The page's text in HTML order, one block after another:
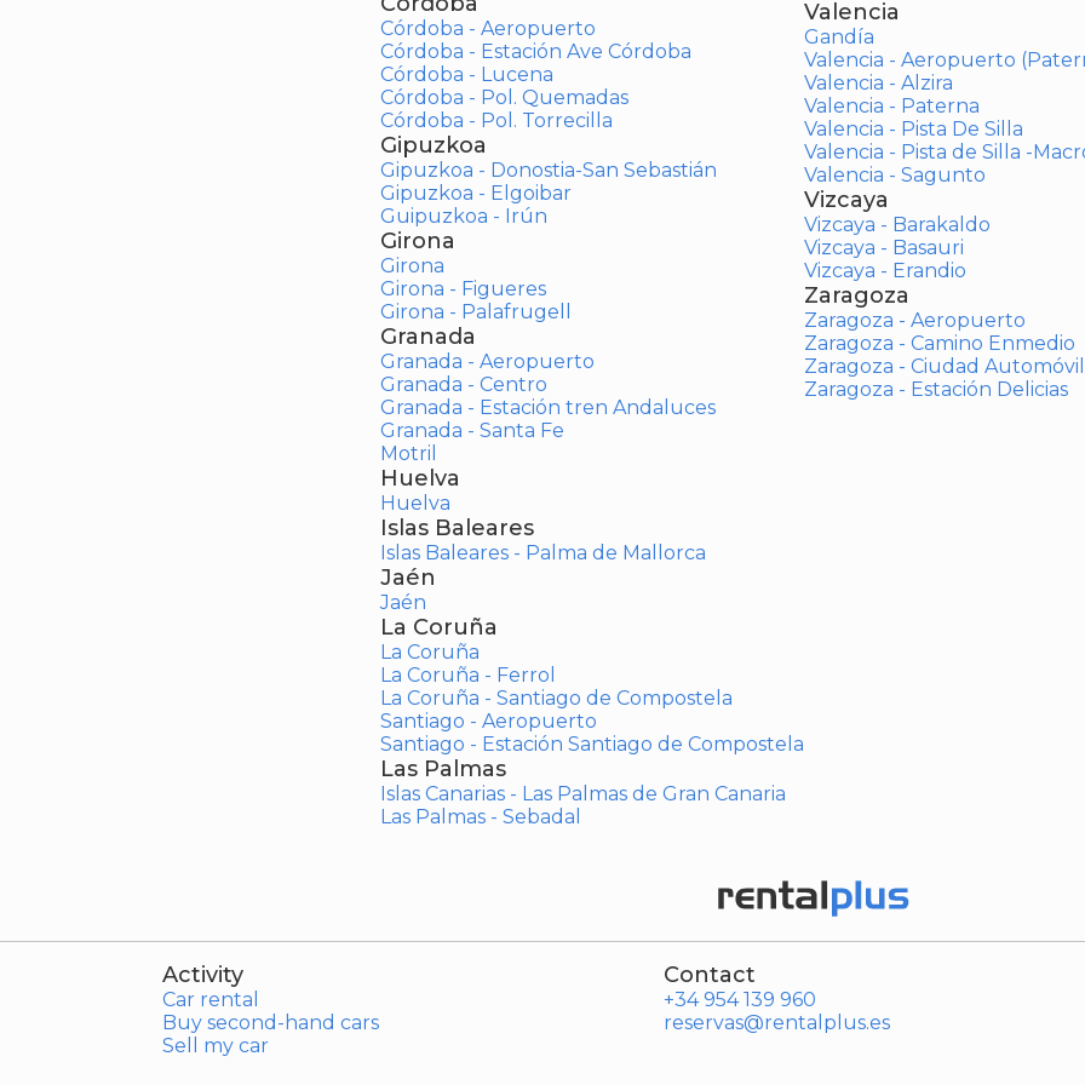
Córdoba - Aeropuerto
Córdoba - Estación Ave Córdoba
Córdoba - Lucena
Córdoba - Pol. Quemadas
Córdoba - Pol. Torrecilla
Gipuzkoa
Gipuzkoa - Donostia-San Sebastián
Gipuzkoa - Elgoibar
Guipuzkoa - Irún
Girona
Girona
Girona - Figueres
Girona - Palafrugell
Granada
Granada - Aeropuerto
Granada - Centro
Granada - Estación tren Andaluces
Granada - Santa Fe
Motril
Huelva
Huelva
Islas Baleares
Islas Baleares - Palma de Mallorca
Jaén
Jaén
La Coruña
La Coruña
La Coruña - Ferrol
La Coruña - Santiago de Compostela
Santiago - Aeropuerto
Santiago - Estación Santiago de Compostela
Las Palmas
Islas Canarias - Las Palmas de Gran Canaria
Las Palmas - Sebadal
Valencia
Gandía
Valencia - Aeropuerto
Valencia - Alzira
Valencia - Paterna
Valencia - Pista De Silla
Valencia - Pista de Silla -
Valencia - Sagunto
Vizcaya
Vizcaya - Barakaldo
Vizcaya - Basauri
Vizcaya - Erandio
Zaragoza
Zaragoza - Aeropuerto
Zaragoza - Camino Enmedio
Zaragoza - Ciudad Automóvil
Zaragoza - Estación Delicias
Activity
Car rental
Buy second-hand cars
Sell my car
Contact
+34 954 139 960
reservas@rentalplus.es